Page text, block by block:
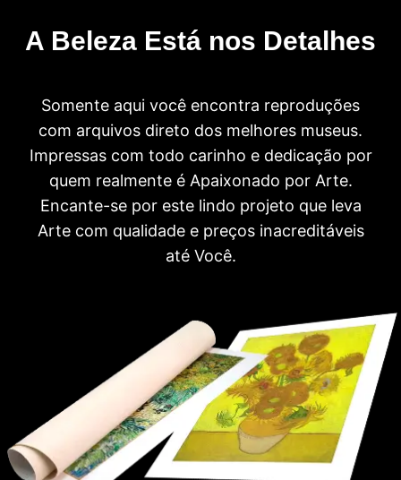
A Beleza Está nos Detalhes
Somente aqui você encontra reproduções
com arquivos direto dos melhores museus.
Impressas com todo carinho e dedicação por
quem realmente é Apaixonado por Arte.
Encante-se por este lindo projeto que leva
Arte com qualidade e preços inacreditáveis
até Você.